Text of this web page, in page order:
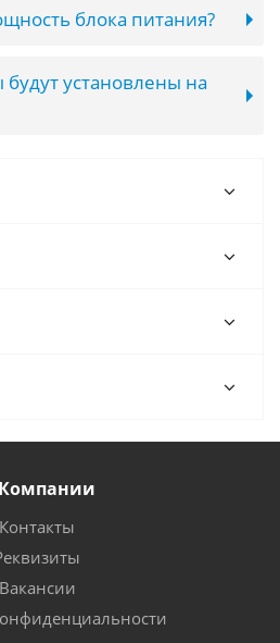
блока питания?
установлены на
Контакты
Вакансии